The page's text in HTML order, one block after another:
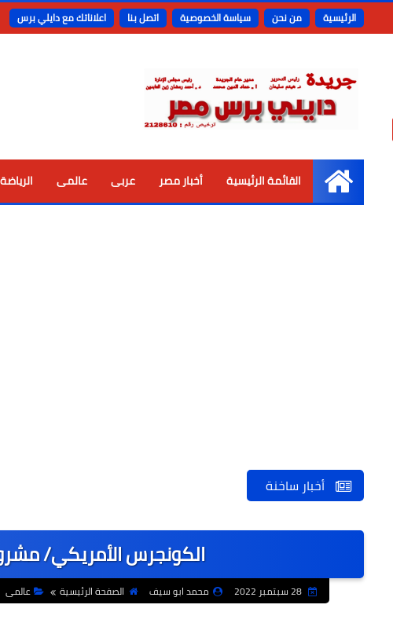
الرئيسية من نحن سياسة الخصوصية اتصل بنا اعلاناتك مع دايلي برس
الرئيسية
القائمة الرئيسية أخبار مصر عربى عالمى الرياضة
أخبار ساخنة
الكونجرس الأمريكي/
28 سبتمبر 2022 محمد ابو سيف الصفحة الرئيسية عالمى